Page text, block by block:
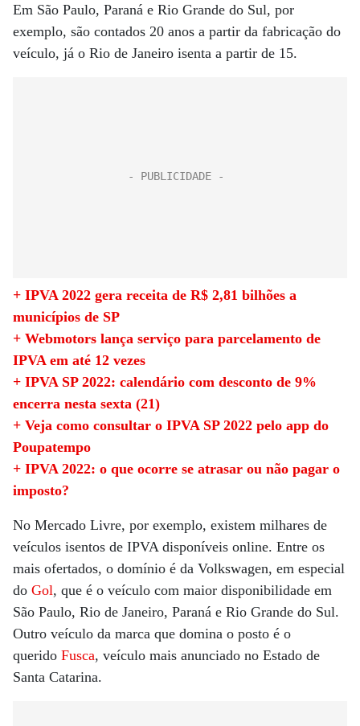
Em São Paulo, Paraná e Rio Grande do Sul, por
exemplo, são contados 20 anos a partir da fabricação do
veículo, já o Rio de Janeiro isenta a partir de 15.
+ IPVA 2022 gera receita de R$ 2,81 bilhões a
municípios de SP
+ Webmotors lança serviço para parcelamento de
IPVA em até 12 vezes
+ IPVA SP 2022: calendário com desconto de 9%
encerra nesta sexta (21)
+ Veja como consultar o IPVA SP 2022 pelo app do
Poupatempo
+ IPVA 2022: o que ocorre se atrasar ou não pagar o
imposto?
No Mercado Livre, por exemplo, existem milhares de
veículos isentos de IPVA disponíveis online. Entre os
mais ofertados, o domínio é da Volkswagen, em especial
do Gol, que é o veículo com maior disponibilidade em
São Paulo, Rio de Janeiro, Paraná e Rio Grande do Sul.
Outro veículo da marca que domina o posto é o
querido Fusca, veículo mais anunciado no Estado de
Santa Catarina.